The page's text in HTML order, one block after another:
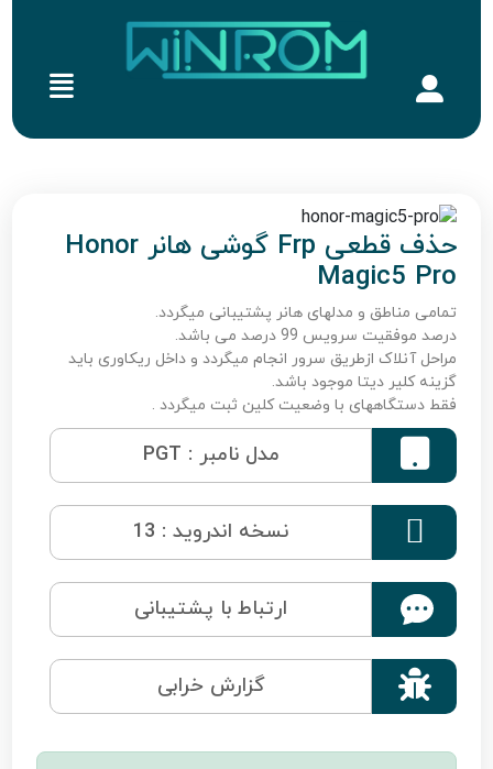
حذف قطعی Frp گوشی هانر Honor
Magic5 Pro
تمامی مناطق و مدلهای هانر پشتیبانی میگردد.
درصد موفقیت سرویس 99 درصد می باشد.
مراحل آنلاک ازطریق سرور انجام میگردد و داخل ریکاوری باید
گزینه کلیر دیتا موجود باشد.
فقط دستگاههای با وضعیت کلین ثبت میگردد .
مدل نامبر : PGT
 نسخه اندروید : 13
ارتباط با پشتیبانی
 گزارش خرابی